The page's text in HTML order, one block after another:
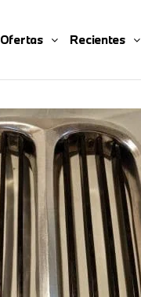
Ofertas Recientes